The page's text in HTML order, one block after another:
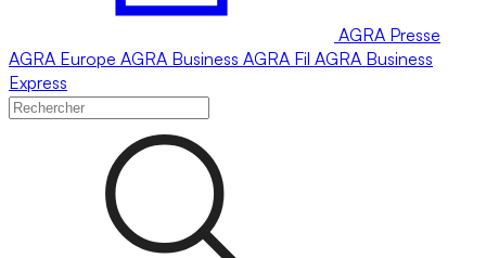
AGRA Presse
AGRA Europe AGRA Business AGRA Fil AGRA Business
Express